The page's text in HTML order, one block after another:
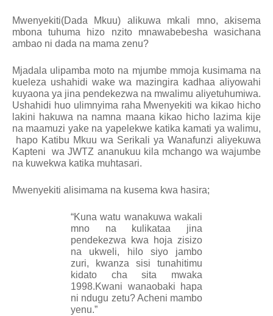
Mwenyekiti(Dada Mkuu) alikuwa mkali mno, akisema
mbona tuhuma hizo nzito mnawabebesha wasichana
ambao ni dada na mama zenu?
Mjadala ulipamba moto na mjumbe mmoja kusimama na
kueleza ushahidi wake wa mazingira kadhaa aliyowahi
kuyaona ya jina pendekezwa na mwalimu aliyetuhumiwa.
Ushahidi huo ulimnyima raha Mwenyekiti wa kikao hicho
lakini hakuwa na namna maana kikao hicho lazima kije
na maamuzi yake na yapelekwe katika kamati ya walimu,
hapo Katibu Mkuu wa Serikali ya Wanafunzi aliyekuwa
Kapteni
wa JWTZ ananukuu kila mchango wa wajumbe
na kuwekwa katika muhtasari.
Mwenyekiti alisimama na kusema kwa hasira;
“Kuna watu wanakuwa wakali
mno na kulikataa jina
pendekezwa kwa hoja zisizo
na ukweli, hilo siyo jambo
zuri, kwanza sisi tunahitimu
kidato cha sita mwaka
1998.Kwani wanaobaki hapa
ni ndugu zetu? Acheni mambo
yenu.”